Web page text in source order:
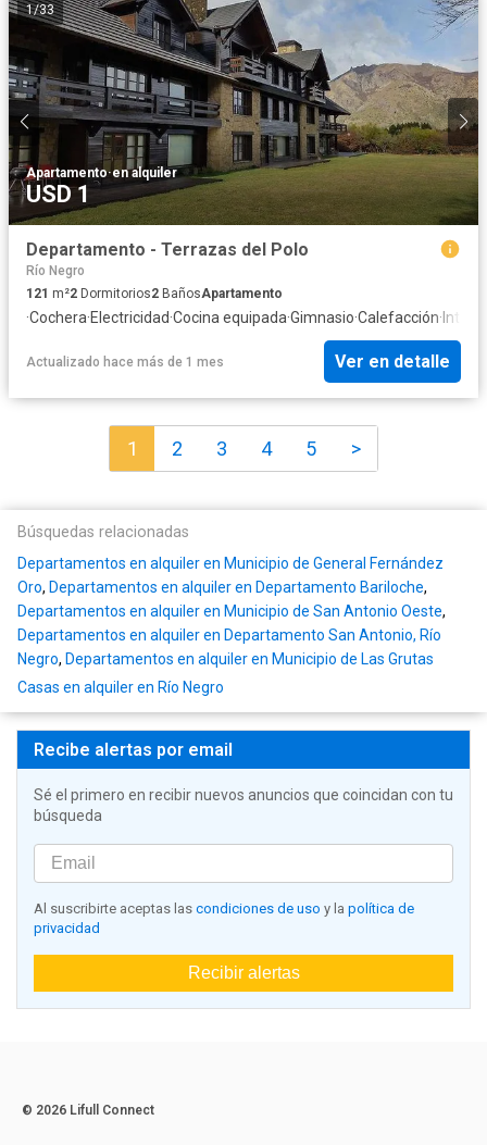
1/33
Apartamento·en alquiler
USD 1
Departamento - Terrazas del Polo
Río Negro
121 m²2 Dormitorios2 BañosApartamento
·Cochera·Electricidad·Cocina equipada·Gimnasio·Calefacción·
Actualizado hace más de 1 mes Ver en detalle
1 2 3 4 5 >
Búsquedas relacionadas
Departamentos en alquiler en Municipio de General Fernández
Oro, Departamentos en alquiler en Departamento Bariloche,
Departamentos en alquiler en Municipio de San Antonio Oeste,
Departamentos en alquiler en Departamento San Antonio, Río
Negro, Departamentos en alquiler en Municipio de Las Grutas
Casas en alquiler en Río Negro
Recibe alertas por email
Sé el primero en recibir nuevos anuncios que coincidan con tu
búsqueda
Al suscribirte aceptas las condiciones de uso y la política de
privacidad
Recibir alertas
© 2026 Lifull Connect